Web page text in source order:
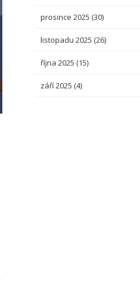
prosince 2025 (30)
listopadu 2025 (26)
října 2025 (15)
září 2025 (4)